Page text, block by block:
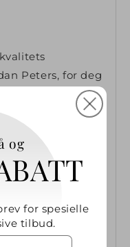
Peters, for deg
Produktet
Glycersize™,
som sammen
for
og
for spesielle
tilbud.